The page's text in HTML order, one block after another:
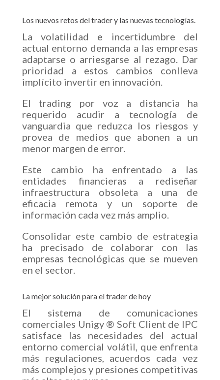
Los nuevos retos del trader y las nuevas tecnologías.
La volatilidad e incertidumbre del
actual entorno demanda a las empresas
adaptarse o arriesgarse al rezago. Dar
prioridad a estos cambios conlleva
implícito invertir en innovación.
El trading por voz a distancia ha
requerido acudir a tecnología de
vanguardia que reduzca los riesgos y
provea de medios que abonen a un
menor margen de error.
Este cambio ha enfrentado a las
entidades financieras a rediseñar
infraestructura obsoleta a una de
eficacia remota y un soporte de
información cada vez más amplio.
Consolidar este cambio de estrategia
ha precisado de colaborar con las
empresas tecnológicas que se mueven
en el sector.
La mejor solución para el trader de hoy
El sistema de comunicaciones
comerciales Unigy ® Soft Client de IPC
satisface las necesidades del actual
entorno comercial volátil, que enfrenta
más regulaciones, acuerdos cada vez
más complejos y presiones competitivas